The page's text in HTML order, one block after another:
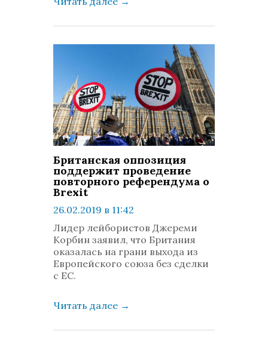
Британская оппозиция
поддержит проведение
повторного референдума о
Brexit
26.02.2019 в 11:42
просмотров: 1451
комментариев: 0
Лидер лейбористов Джереми
Корбин заявил, что Британия
оказалась на грани выхода из
Европейского союза без сделки
с ЕС.
Читать далее →